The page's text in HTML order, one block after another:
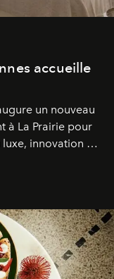
accueille
un nouveau
à La Prairie pour
innovation et